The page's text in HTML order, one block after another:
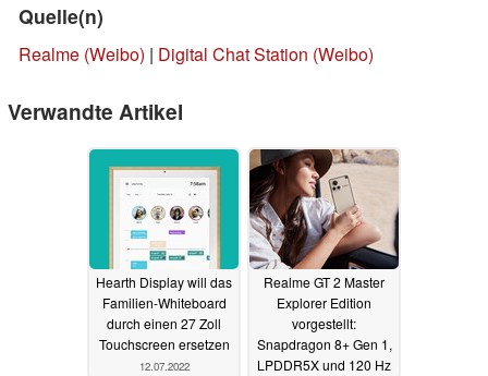
Quelle(n)
Realme (Weibo) | Digital Chat Station (Weibo)
Verwandte Artikel
Hearth Display will das
Familien-Whiteboard
durch einen 27 Zoll
Touchscreen ersetzen
12.07.2022
Realme GT 2 Master
Explorer Edition
vorgestellt:
Snapdragon 8+ Gen 1,
LPDDR5X und 120 Hz